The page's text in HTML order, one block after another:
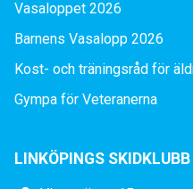
Vasaloppet 2026
Barnens Vasalopp 2026
Kost- och träningsråd för
Gympa för Veteranerna
LINKÖPINGS SKIDKLUBB